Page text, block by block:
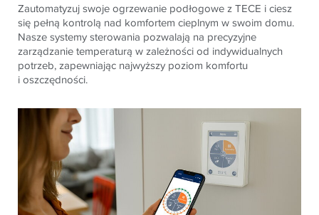
Zautomatyzuj swoje ogrzewanie podłogowe zTECE i ciesz
się pełną kontrolą nad komfortem cieplnym w swoim domu.
Nasze systemy sterowania pozwalają na precyzyjne
zarządzanie temperaturą w zależności od indywidualnych
potrzeb, zapewniając najwyższy poziom komfortu
i oszczędności.